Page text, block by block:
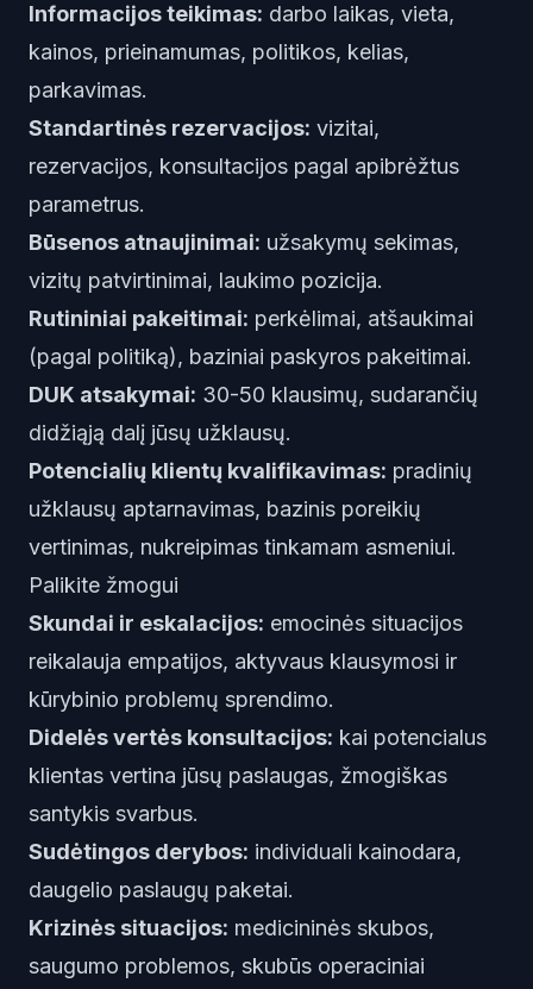
Informacijos teikimas: darbo laikas, vieta,
kainos, prieinamumas, politikos, kelias,
parkavimas.
Standartinės rezervacijos: vizitai,
rezervacijos, konsultacijos pagal apibrėžtus
parametrus.
Būsenos atnaujinimai: užsakymų sekimas,
vizitų patvirtinimai, laukimo pozicija.
Rutininiai pakeitimai: perkėlimai, atšaukimai
(pagal politiką), baziniai paskyros pakeitimai.
DUK atsakymai: 30-50 klausimų, sudarančių
didžiąją dalį jūsų užklausų.
Potencialių klientų kvalifikavimas: pradinių
užklausų aptarnavimas, bazinis poreikių
vertinimas, nukreipimas tinkamam asmeniui.
Palikite žmogui
Skundai ir eskalacijos: emocinės situacijos
reikalauja empatijos, aktyvaus klausymosi ir
kūrybinio problemų sprendimo.
Didelės vertės konsultacijos: kai potencialus
klientas vertina jūsų paslaugas, žmogiškas
santykis svarbus.
Sudėtingos derybos: individuali kainodara,
daugelio paslaugų paketai.
Krizinės situacijos: medicininės skubos,
saugumo problemos, skubūs operaciniai